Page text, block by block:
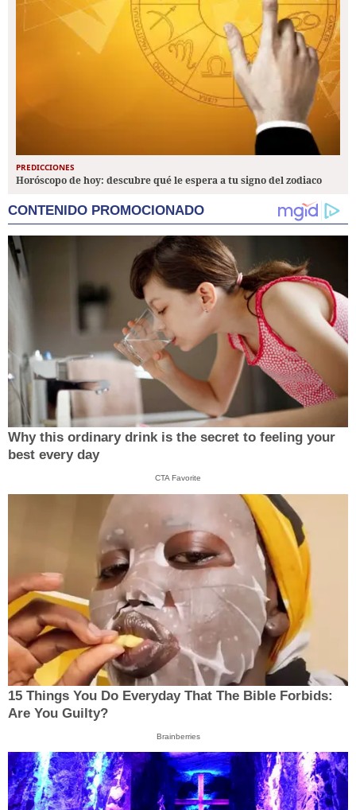
PREDICCIONES
Horóscopo de hoy: descubre qué le espera a tu signo del zodiaco
CONTENIDO PROMOCIONADO
Why this ordinary drink is the secret to feeling your
best every day
CTA Favorite
15 Things You Do Everyday That The Bible Forbids:
Are You Guilty?
Brainberries